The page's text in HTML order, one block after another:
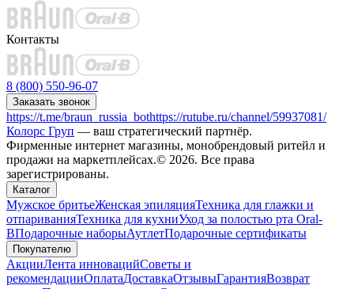
Контакты
8 (800) 550-96-07
Заказать звонок
https://t.me/braun_russia_bothttps://rutube.ru/channel/59937081/
Колорс Груп — ваш стратегический партнёр.
Фирменные интернет магазины, монобрендовый ритейл и
продажи на маркетплейсах.© 2026. Все права
зарегистрированы.
Каталог
Мужское бритьеЖенская эпиляцияТехника для глажки и
отпариванияТехника для кухниУход за полостью рта Oral-
BПодарочные наборыАутлетПодарочные сертификаты
Покупателю
АкцииЛента инновацийСоветы и
рекомендацииОплатаДоставкаОтзывыГарантияВозврат